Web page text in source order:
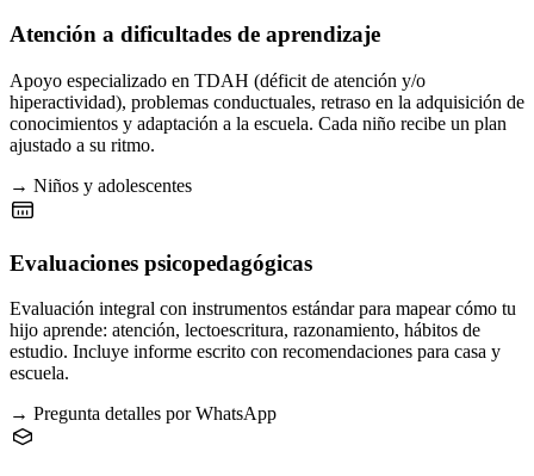
Atención a dificultades de aprendizaje
Apoyo especializado en TDAH (déficit de atención y/o
hiperactividad), problemas conductuales, retraso en la adquisición de
conocimientos y adaptación a la escuela. Cada niño recibe un plan
ajustado a su ritmo.
→ Niños y adolescentes
Evaluaciones psicopedagógicas
Evaluación integral con instrumentos estándar para mapear cómo tu
hijo aprende: atención, lectoescritura, razonamiento, hábitos de
estudio. Incluye informe escrito con recomendaciones para casa y
escuela.
→ Pregunta detalles por WhatsApp